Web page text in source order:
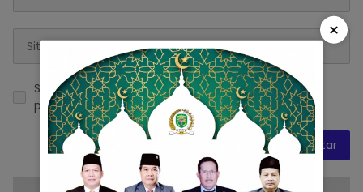
Simpan nama, email, dan situs web saya pada
peramban ini untuk komentar saya berikutnya.
×